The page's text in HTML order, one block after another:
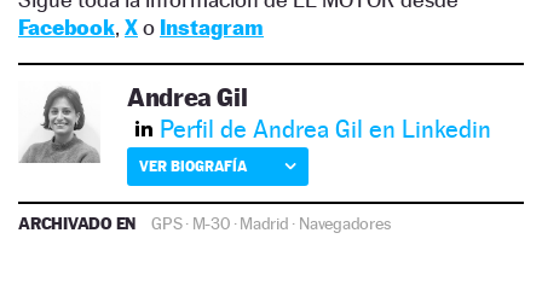
Facebook, Xo Instagram
Andrea Gil
Perfil de Andrea Gil en Linkedin
VER BIOGRAFÍA
ARCHIVADO EN GPS· M-30·Madrid · Navegadores